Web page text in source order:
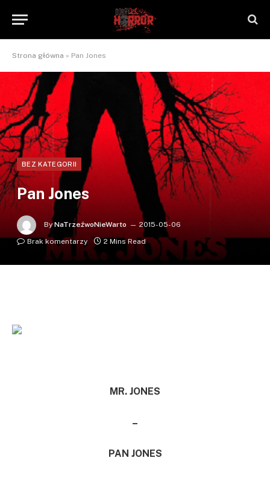
Strona główna » Pan Jones
BEZ KATEGORII
Pan Jones
By NaTrzeźwoNieWarto
2015-05-06
Brak komentarzy
2 Mins Read
MR. JONES
–
PAN JONES